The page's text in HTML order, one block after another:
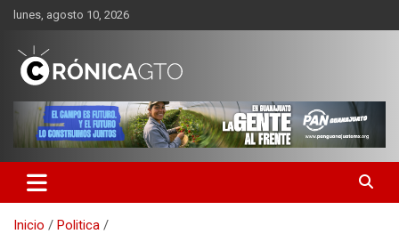
Saltar
contenido
lunes, agosto 10, 2026
CRONICA GUANAJUATO
Inicio
Politica